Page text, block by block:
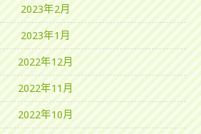
2023年2月
2023年1月
2022年12月
2022年11月
2022年10月